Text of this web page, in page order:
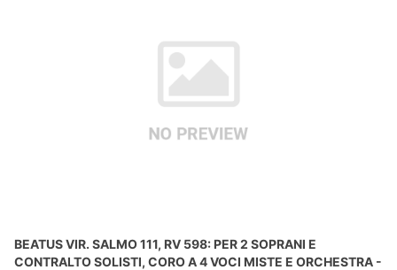
BEATUS VIR. SALMO 111, RV 598: PER 2 SOPRANI E
CONTRALTO SOLISTI, CORO A 4 VOCI MISTE E ORCHESTRA -